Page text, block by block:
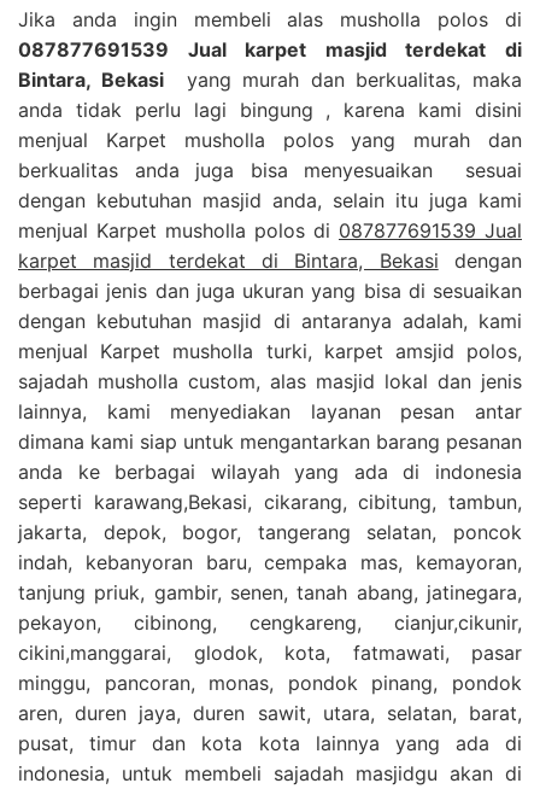
Jika anda ingin membeli alas musholla polos di
087877691539 Jual karpet masjid terdekat di
Bintara, Bekasiyang murah dan berkualitas, maka
anda tidak perlu lagi bingung , karena kami disini
menjual Karpet musholla polos yang murah dan
berkualitas anda juga bisa menyesuaikan sesuai
dengan kebutuhan masjid anda, selain itu juga kami
menjual Karpet musholla polos di 087877691539 Jual
karpet masjid terdekat di Bintara, Bekasi dengan
berbagai jenis dan juga ukuran yang bisa di sesuaikan
dengan kebutuhan masjid di antaranya adalah, kami
menjual Karpet musholla turki, karpet amsjid polos,
sajadah musholla custom, alas masjid lokal dan jenis
lainnya, kami menyediakan layanan pesan antar
dimana kami siap untuk mengantarkan barang pesanan
anda ke berbagai wilayah yang ada di indonesia
seperti karawang,Bekasi, cikarang, cibitung, tambun,
jakarta, depok, bogor, tangerang selatan, poncok
indah, kebanyoran baru, cempaka mas, kemayoran,
tanjung priuk, gambir, senen, tanah abang, jatinegara,
pekayon, cibinong, cengkareng, cianjur,cikunir,
cikini,manggarai, glodok, kota, fatmawati, pasar
minggu, pancoran, monas, pondok pinang, pondok
aren, duren jaya, duren sawit, utara, selatan, barat,
pusat, timur dan kota kota lainnya yang ada di
indonesia, untuk membeli sajadah masjidgu akan di